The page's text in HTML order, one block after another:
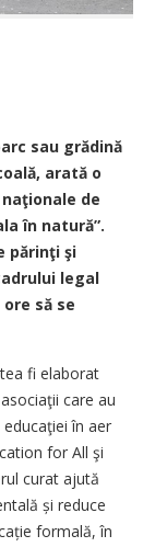
sau grădină
arată o
de
în natură”.
părinţi şi
legal
să se
fi elaborat
care au
în aer
for All şi
curat ajută
și reduce
formală, în